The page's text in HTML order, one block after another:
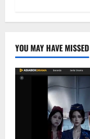
YOU MAY HAVE MISSED